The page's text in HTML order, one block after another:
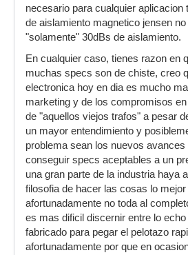
necesario para cualquier aplicacion
de aislamiento magnetico jensen
"solamente" 30dBs de aislamiento.
En cualquier caso, tienes razon en
muchas specs son de chiste, creo
electronica hoy en dia es mucho
marketing y de los compromisos
de "aquellos viejos trafos" a pesar
un mayor entendimiento y
problema sean los nuevos avances
conseguir specs aceptables a un
una gran parte de la industria haya
filosofia de hacer las cosas lo
afortunadamente no toda al
es mas dificil discernir entre lo
fabricado para pegar el pelotazo
afortunadamente por que en